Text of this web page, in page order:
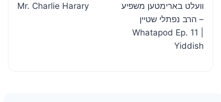
Mr. Charlie Harary
וועלט בארימטען משפיע
הרב נפתלי שטיין –
Whatapod Ep. 11 |
Yiddish